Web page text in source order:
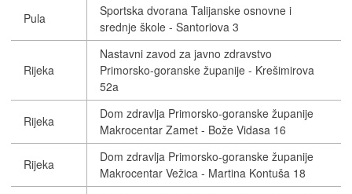
Pula
Sportska dvorana Talijanske osnovne i
srednje škole - Santoriova 3
Rijeka
Nastavni zavod za javno zdravstvo
Primorsko-goranske županije - Krešimirova
52a
Rijeka
Dom zdravlja Primorsko-goranske županije
Makrocentar Zamet - Bože Vidasa 16
Rijeka
Dom zdravlja Primorsko-goranske županije
Makrocentar Vežica - Martina Kontuša 18